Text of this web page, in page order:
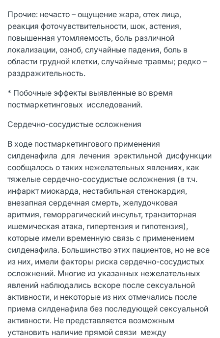
Прочие: нечасто – ощущение жара, отек лица,
реакция фоточувствительности, шок, астения,
повышенная утомляемость, боль различной
локализации, озноб, случайные падения, боль в
области грудной клетки, случайные травмы; редко –
раздражительность.
* Побочные эффекты выявленные во время
постмаркетинговых исследований.
Сердечно-сосудистые осложнения
В ходе постмаркетингового применения
силденафила для лечения эректильной дисфункции
сообщалось о таких нежелательных явлениях, как
тяжелые сердечно-сосудистые осложнения (в т.ч.
инфаркт миокарда, нестабильная стенокардия,
внезапная сердечная смерть, желудочковая
аритмия, геморрагический инсульт, транзиторная
ишемическая атака, гипертензия и гипотензия),
которые имели временную связь с применением
силденафила. Большинство этих пациентов, но не все
из них, имели факторы риска сердечно-сосудистых
осложнений. Многие из указанных нежелательных
явлений наблюдались вскоре после сексуальной
активности, и некоторые из них отмечались после
приема силденафила без последующей сексуальной
активности. Не представляется возможным
установить наличие прямой связи между